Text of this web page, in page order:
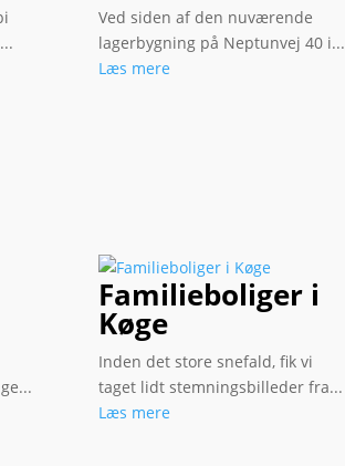
Ved siden af den nuværende
lagerbygning på Neptunvej 40 i...
Læs mere
Familieboliger i
Køge
Inden det store snefald, fik vi
taget lidt stemningsbilleder fra...
Læs mere